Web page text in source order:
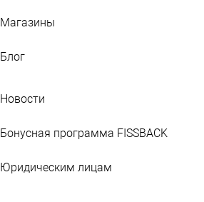
Магазины
Блог
Новости
Бонусная программа FISSBACK
Юридическим лицам